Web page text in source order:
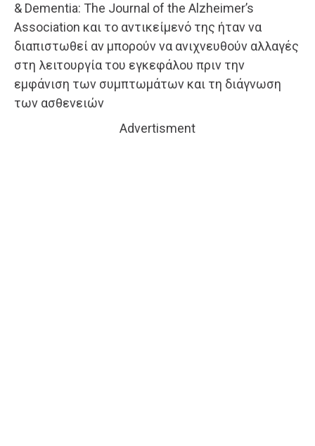
& Dementia: The Journal of the Alzheimer’s
Association και το αντικείμενό της ήταν να
διαπιστωθεί αν μπορούν να ανιχνευθούν αλλαγές
στη λειτουργία του εγκεφάλου πριν την
εμφάνιση των συμπτωμάτων και τη διάγνωση
των ασθενειών
Advertisment